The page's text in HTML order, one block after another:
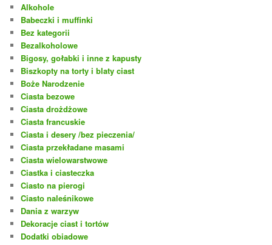
Alkohole
Babeczki i muffinki
Bez kategorii
Bezalkoholowe
Bigosy, gołabki i inne z kapusty
Biszkopty na torty i blaty ciast
Boże Narodzenie
Ciasta bezowe
Ciasta drożdżowe
Ciasta francuskie
Ciasta i desery /bez pieczenia/
Ciasta przekładane masami
Ciasta wielowarstwowe
Ciastka i ciasteczka
Ciasto na pierogi
Ciasto naleśnikowe
Dania z warzyw
Dekoracje ciast i tortów
Dodatki obiadowe